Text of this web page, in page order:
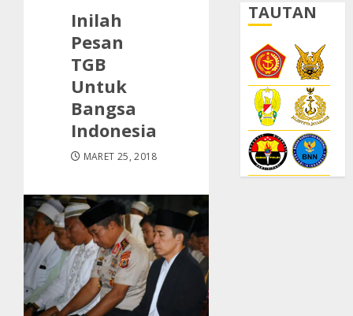
Inilah
Pesan
TGB
Untuk
Bangsa
Indonesia
MARET 25, 2018
TAUTAN